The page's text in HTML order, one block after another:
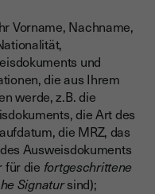
Vorname, Nachname,
und
die aus Ihrem
werde, z.B. die
die Art des
die MRZ, das
Ausweisdokuments
für die fortgeschrittene
Signatursind);